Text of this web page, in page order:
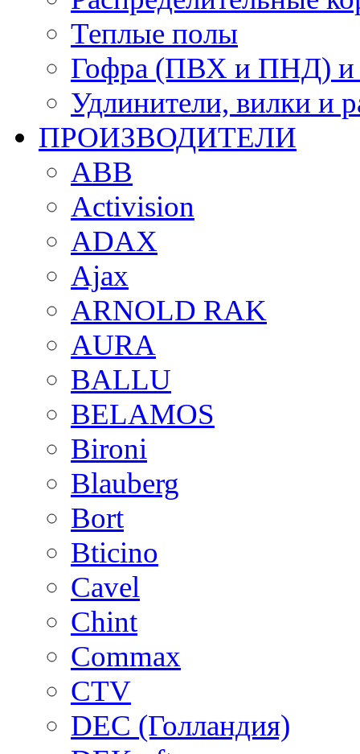
Теплые полы
Гофра (ПВХ и ПНД) и
Удлинители, вилки и
ПРОИЗВОДИТЕЛИ
ABB
Activision
ADAX
Ajax
ARNOLD RAK
AURA
BALLU
BELAMOS
Bironi
Blauberg
Bort
Bticino
Cavel
Chint
Commax
CTV
DEC (Голландия)